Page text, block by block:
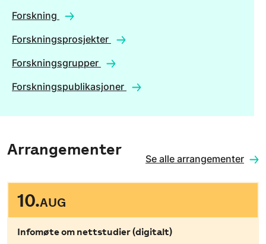
Forskning
Forskningsprosjekter
Forskningsgrupper
Forskningspublikasjoner
Arrangementer Se alle arrangementer
10.AUG
Infomøte om nettstudier (digitalt)